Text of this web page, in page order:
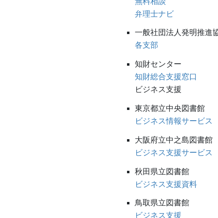
弁理士ナビ
一般社団法人発明推進
各支部
知財センター
知財総合支援窓口
ビジネス支援
東京都立中央図書館
ビジネス情報サービス
大阪府立中之島図書館
ビジネス支援サービス
秋田県立図書館
ビジネス支援資料
鳥取県立図書館
ビジネス支援